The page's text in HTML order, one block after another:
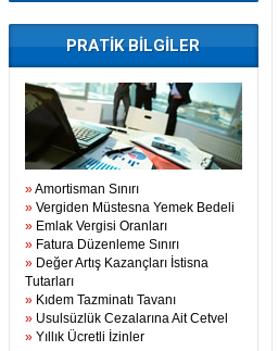
PRATİK BİLGİLER
»Amortisman Sınırı
» Vergiden Müstesna Yemek Bedeli
» Emlak Vergisi Oranları
» Fatura Düzenleme Sınırı
» Değer Artış Kazançları İstisna
Tutarları
» Kıdem Tazminatı Tavanı
» Usulsüzlük Cezalarına Ait Cetvel
» Yıllık Ücretli İzinler